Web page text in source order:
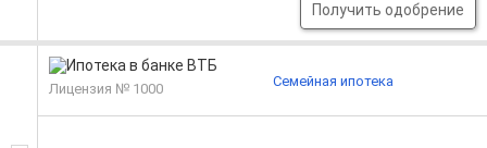
Получить одобрение
Лицензия № 1000 Семейная ипотека